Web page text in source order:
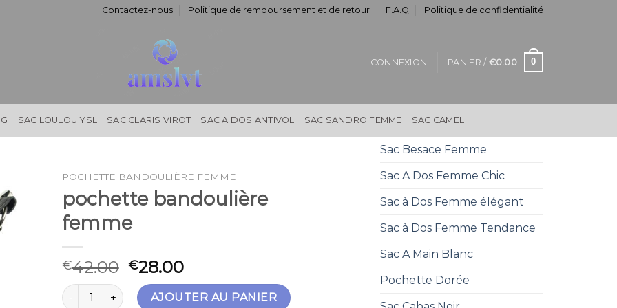
Contactez-nous Politique de remboursement et de retour F.A.Q Politique de confidentialité
CONNEXION PANIER / €0.00 0
SAC LOULOU YSL SAC CLARIS VIROT SAC A DOS ANTIVOL SAC SANDRO FEMME SAC CAMEL
Sac Besace Femme
Sac A Dos Femme Chic
Sac à Dos Femme élégant
Sac à Dos Femme Tendance
Sac A Main Blanc
Pochette Dorée
POCHETTE BANDOULIÈRE FEMME
pochette bandoulière
femme
€42.00 €28.00
quantité de pochette bandoulière femme
AJOUTER AU PANIER